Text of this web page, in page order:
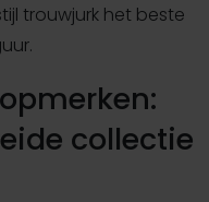
trouwjurk het beste
collectie